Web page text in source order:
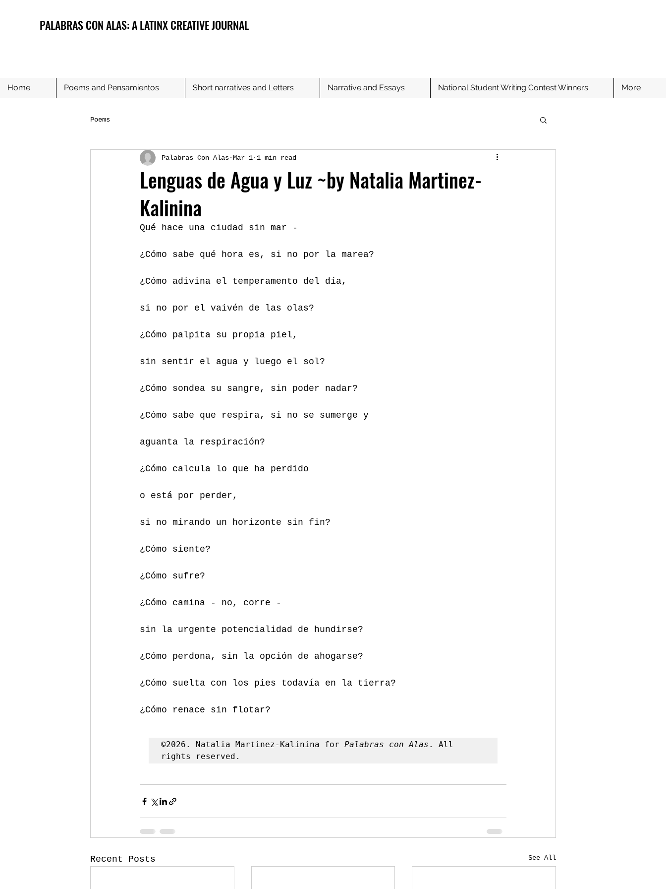
PALABRAS CON ALAS: A LATINX CREATIVE JOURNAL
Home Poems and Pensamientos Short narratives and Letters Narrative and Essays National Student Writing Contest Winners More
Poems
Lenguas de Agua y Luz ~by Natalia Martinez-
Kalinina
Palabras Con Alas Mar 1 1 min read
Qué hace una ciudad sin mar -
¿Cómo sabe qué hora es, si no por la marea?
¿Cómo adivina el temperamento del día,
si no por el vaivén de las olas?
¿Cómo palpita su propia piel,
sin sentir el agua y luego el sol?
¿Cómo sondea su sangre, sin poder nadar?
¿Cómo sabe que respira, si no se sumerge y
aguanta la respiración?
¿Cómo calcula lo que ha perdido
o está por perder,
si no mirando un horizonte sin fin?
¿Cómo siente?
¿Cómo sufre?
¿Cómo camina - no, corre -
sin la urgente potencialidad de hundirse?
¿Cómo perdona, sin la opción de ahogarse?
¿Cómo suelta con los pies todavía en la tierra?
¿Cómo renace sin flotar?
©2026. Natalia Martinez-Kalinina for Palabras con Alas . All
rights reserved.
Recent Posts See All